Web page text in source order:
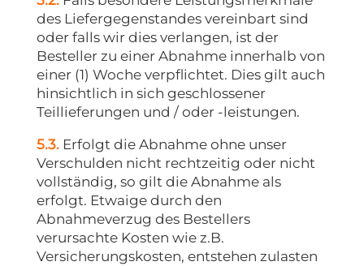
des Liefergegenstandes vereinbart sind
oder falls wir dies verlangen, ist der
Besteller zu einer Abnahme innerhalb von
einer (1) Woche verpflichtet. Dies gilt auch
hinsichtlich in sich geschlossener
Teillieferungen und / oder -leistungen.
5.3.Erfolgt die Abnahme ohne unser
Verschulden nicht rechtzeitig oder nicht
vollständig, so gilt die Abnahme als
erfolgt. Etwaige durch den
Abnahmeverzug des Bestellers
verursachte Kosten wie z.B.
Versicherungskosten, entstehen zulasten